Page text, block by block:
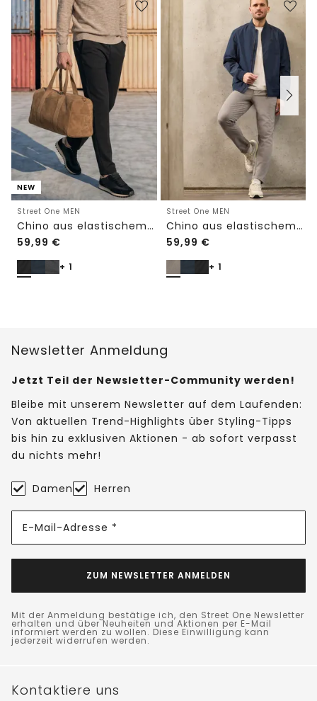
NEW
Street One MEN
Chino aus elastischem Jersey mit Flexbund
59,99 €
+ 1
Street One MEN
Chino aus elastischem Jersey mit Flexbund
59,99 €
+ 1
Newsletter Anmeldung
Jetzt Teil der Newsletter-Community werden!
Bleibe mit unserem Newsletter auf dem Laufenden:
Von aktuellen Trend-Highlights über Styling-Tipps
bis hin zu exklusiven Aktionen - ab sofort verpasst
du nichts mehr!
Damen Herren
E-Mail-Adresse *
ZUM NEWSLETTER ANMELDEN
Mit der Anmeldung bestätige ich, den Street One Newsletter
erhalten und über Neuheiten und Aktionen per E-Mail
informiert werden zu wollen. Diese Einwilligung kann
jederzeit widerrufen werden.
Kontaktiere uns